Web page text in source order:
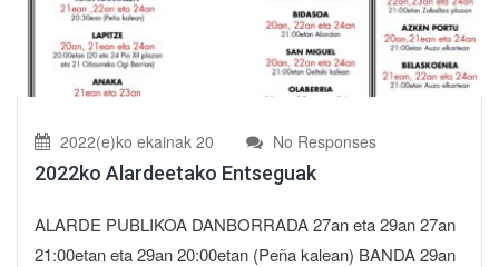
2022(e)ko ekainak 20 No Responses
2022ko Alardeetako Entseguak
ALARDE PUBLIKOA DANBORRADA 27an eta 29an 27an
21:00etan eta 29an 20:00etan (Peña kalean) BANDA 29an